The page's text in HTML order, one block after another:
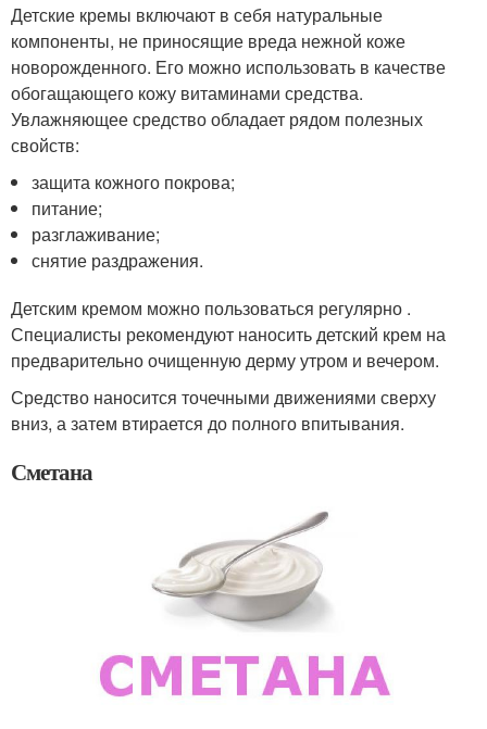
Детские кремы включают в себя натуральные
компоненты, не приносящие вреда нежной коже
новорожденного. Его можно использовать в качестве
обогащающего кожу витаминами средства.
Увлажняющее средство обладает рядом полезных
свойств:
защита кожного покрова;
питание;
разглаживание;
снятие раздражения.
Детским кремом можно пользоваться регулярно .
Специалисты рекомендуют наносить детский крем на
предварительно очищенную дерму утром и вечером.
Средство наносится точечными движениями сверху
вниз, а затем втирается до полного впитывания.
Сметана